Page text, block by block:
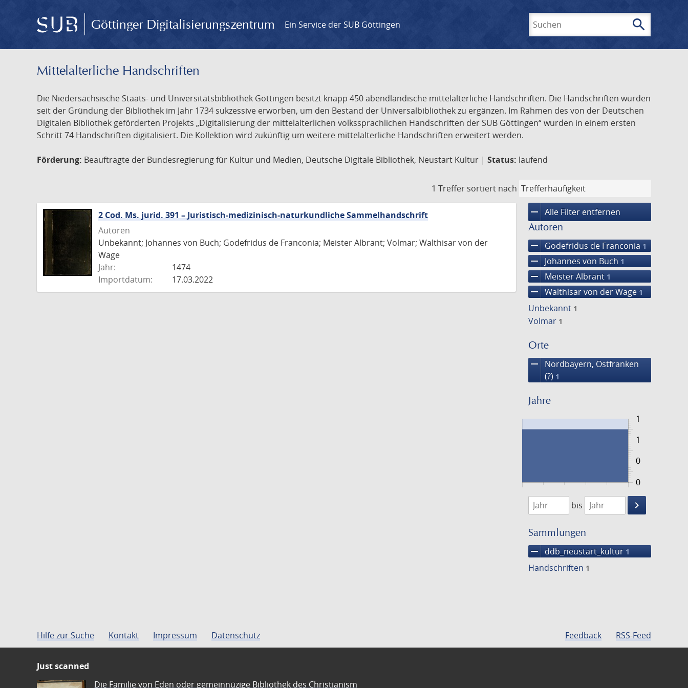
Göttinger Digitalisierungszentrum Ein Service der SUB Göttingen search
Mittelalterliche Handschriften
Die Niedersächsische Staats- und Universitätsbibliothek Göttingen besitzt knapp 450 abendländische mittelalterliche Handschriften. Die Handschriften wurden
seit der Gründung der Bibliothek im Jahr 1734 sukzessive erworben, um den Bestand der Universalbibliothek zu ergänzen. Im Rahmen des von der Deutschen
Digitalen Bibliothek geförderten Projekts „Digitalisierung der mittelalterlichen volkssprachlichen Handschriften der SUB Göttingen“ wurden in einem ersten
Schritt 74 Handschriften digitalisiert. Die Kollektion wird zukünftig um weitere mittelalterliche Handschriften erweitert werden.
Förderung: Beauftragte der Bundesregierung für Kultur und Medien, Deutsche Digitale Bibliothek, Neustart Kultur | Status: laufend
1 Treffer sortiert nach
remove Alle Filter entfernen
Autoren
remove Godefridus de Franconia 1
remove Johannes von Buch 1
remove Meister Albrant 1
remove Walthisar von der Wage 1
Unbekannt 1
Volmar 1
Orte
remove
Nordbayern, Ostfranken
(?) 1
Jahre
0
1
0
1
1474
1475
bis
keyboard_arrow_right
Suche
Sammlungen
remove ddb_neustart_kultur 1
Handschriften 1
2 Cod. Ms. jurid. 391 – Juristisch-medizinisch-naturkundliche Sammelhandschrift
Autoren
Unbekannt; Johannes von Buch; Godefridus de Franconia; Meister Albrant; Volmar; Walthisar von der
Wage
Jahr:
1474
Importdatum:
17.03.2022
Hilfe zur Suche Kontakt Impressum Datenschutz Feedback RSS-Feed
Just scanned
Die Familie von Eden oder gemeinnüzige Bibliothek des Christianism